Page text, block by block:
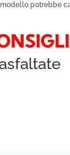
potrebbe